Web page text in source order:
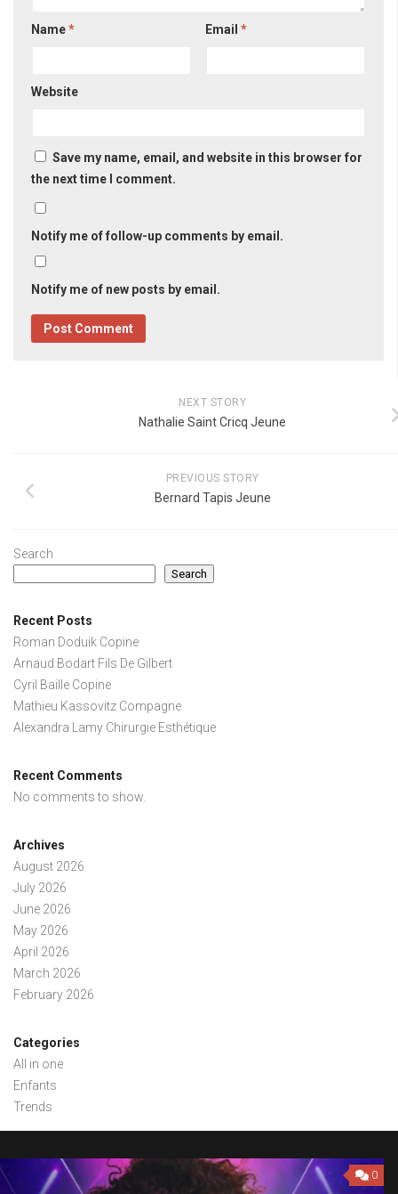
Name* Email*
Website
Save my name, email, and website in this browser for
the next time I comment.
Notify me of follow-up comments by email.
Notify me of new posts by email.
NEXT STORY
Nathalie Saint Cricq Jeune
PREVIOUS STORY
Bernard Tapis Jeune
Search
Search
Recent Posts
Roman Doduik Copine
Arnaud Bodart Fils De Gilbert
Cyril Baille Copine
Mathieu Kassovitz Compagne
Alexandra Lamy Chirurgie Esthétique
Recent Comments
No comments to show.
Archives
August 2026
July 2026
June 2026
May 2026
April 2026
March 2026
February 2026
Categories
All in one
Enfants
Trends
0